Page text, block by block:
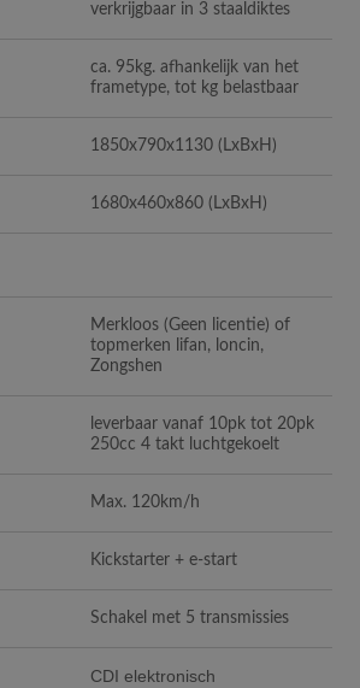
verkrijgbaar in 3 staaldiktes
ca. 95kg. afhankelijk van het
frametype, tot kg belastbaar
1850x790x1130(LxBxH)
1680x460x860(LxBxH)
Merkloos (Geen licentie) of
topmerken lifan, loncin,
Zongshen
leverbaar vanaf 10pk tot 20pk
250cc 4 takt luchtgekoelt
Max. 120km/h
Kickstarter + e-start
Schakel met 5 transmissies
CDI elektronisch